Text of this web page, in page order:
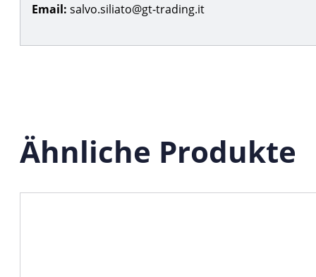
Email: salvo.siliato@gt-trading.it
Ähnliche Produkte